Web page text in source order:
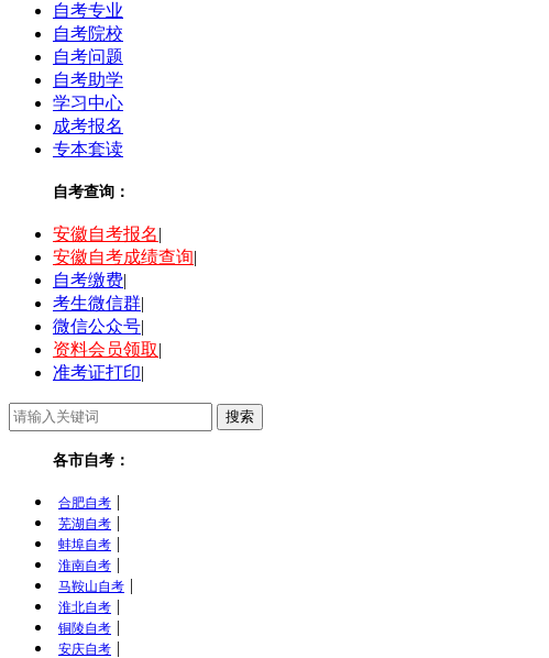
自考专业
自考院校
自考问题
自考助学
学习中心
成考报名
专本套读
自考查询：
安徽自考报名|
安徽自考成绩查询|
自考缴费|
考生微信群|
微信公众号|
资料会员领取|
准考证打印|
各市自考：
合肥自考 |
芜湖自考 |
蚌埠自考 |
淮南自考 |
马鞍山自考 |
淮北自考 |
铜陵自考 |
安庆自考 |